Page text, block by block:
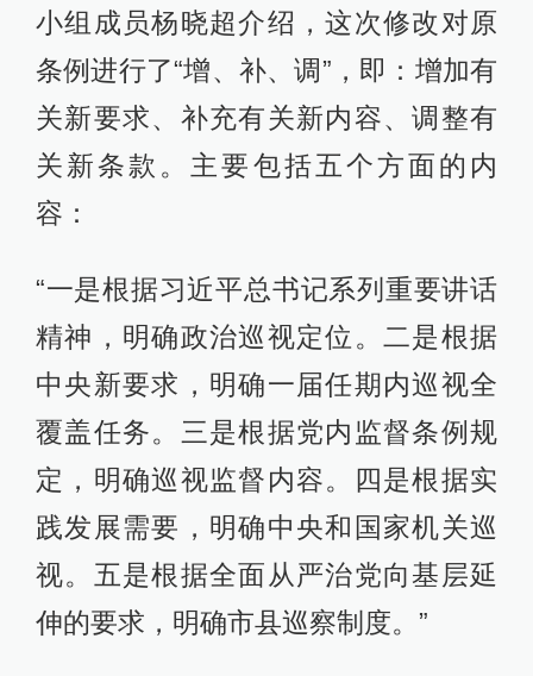
小组成员杨晓超介绍，这次修改对原
条例进行了“增、补、调”，即：增加有
关新要求、补充有关新内容、调整有
关新条款。主要包括五个方面的内
容：
“一是根据习近平总书记系列重要讲话
精神，明确政治巡视定位。二是根据
中央新要求，明确一届任期内巡视全
覆盖任务。三是根据党内监督条例规
定，明确巡视监督内容。四是根据实
践发展需要，明确中央和国家机关巡
视。五是根据全面从严治党向基层延
伸的要求，明确市县巡察制度。”